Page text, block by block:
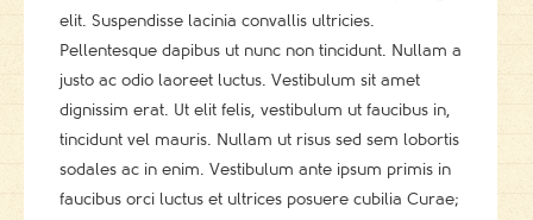
elit. Suspendisse lacinia convallis ultricies.
Pellentesque dapibus ut nunc non tincidunt. Nullam a
justo ac odio laoreet luctus. Vestibulum sit amet
dignissim erat. Ut elit felis, vestibulum ut faucibus in,
tincidunt vel mauris. Nullam ut risus sed sem lobortis
sodales ac in enim. Vestibulum ante ipsum primis in
faucibus orci luctus et ultrices posuere cubilia Curae;